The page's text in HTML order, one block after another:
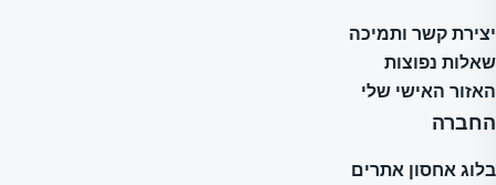
יצירת קשר ותמיכה
שאלות נפוצות
האזור האישי שלי
החברה
בלוג אחסון אתרים